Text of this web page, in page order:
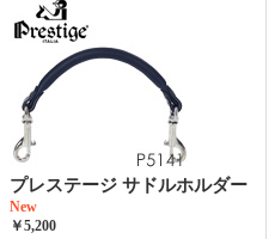
プレステージ サドルホルダー
New
￥5,200